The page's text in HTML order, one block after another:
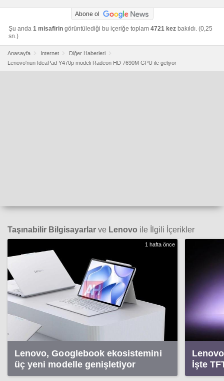
Abone ol
Şu anda 1 misafirin görüntülediği bu içeriğe toplam 4721 kez bakıldı. (0,25
sn.)
Anasayfa Internet
Diğer Haberleri
Lenovo'nun IdeaPad Y470p modeli Radeon HD 7690M GPU ile geliyor
Taşınabilir Bilgisayarlar ve Lenovo ile İlgili İçerikler
1 hafta önce
Lenovo, Googlebook ekosistemini
üç yeni modelle genişletiyor
İşte